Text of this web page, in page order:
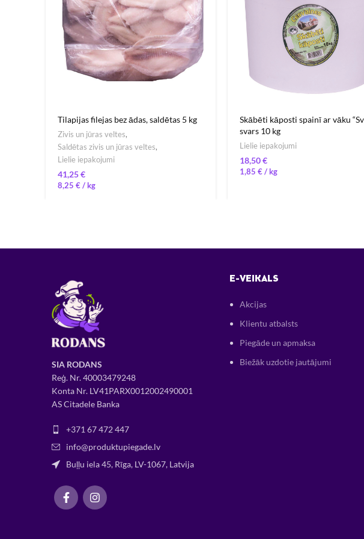
Tilapijas filejas bez ādas, saldētas 5 kg
Zivis un jūras veltes,
Saldētas zivis un jūras veltes,
Lielie iepakojumi
€
8,25 €/
Skābēti kāposti spainī ar vāku
svars 10 kg
Lielie iepakojumi
€
1,85 € /
SIA RODANS
Reģ. Nr.40003479248
Konta Nr. LV41PARX0012002490001
AS Citadele Banka
+371 67 472 447
info@produktupiegade.lv
Buļļu iela 45, Rīga, LV-1067, Latvija
E-VEIKALS
Akcijas
Klientu atbalsts
Piegāde un apmaksa
Biežāk uzdotie jautājumi